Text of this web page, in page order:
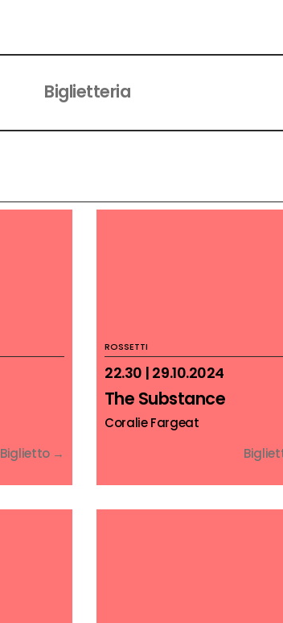
Biglietteria
Biglietto →
ROSSETTI
22.30 | 29.10.2024
The Substance
Coralie Fargeat